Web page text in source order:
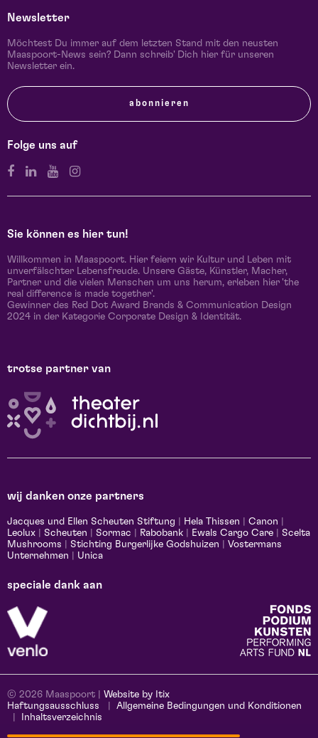
Newsletter
Möchtest Du immer auf dem letzten Stand mit den neusten
Maaspoort-News sein? Dann schreib' Dich hier für unseren
Newsletter ein.
abonnieren
Folge uns auf
Sie können es hier tun!
Willkommen in Maaspoort. Hier feiern wir Kultur und Leben mit
unverfälschter Lebensfreude. Unsere Gäste, Künstler, Macher,
Partner und die vielen Menschen um uns herum, erleben hier 'the
real difference is made together'.
Gewinner des Red Dot Award Brands & Communication Design
2024 in der Kategorie Corporate Design & Identität.
trotse partner van
wij danken onze partners
Jacques und Ellen Scheuten Stiftung Hela Thissen Canon
Leolux
Scheuten Sormac Rabobank Ewals Cargo Care
Scelta
Mushrooms
Stichting Burgerlijke Godshuizen
Vostermans
Unternehmen
Unica
speciale dank aan
© 2026 Maaspoort | Website by Itix
Haftungsausschluss
Allgemeine Bedingungen und Konditionen
Inhaltsverzeichnis